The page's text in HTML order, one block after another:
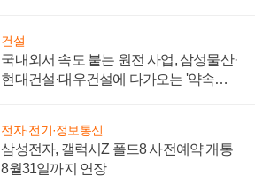
건설
국내외서 속도 붙는 원전 사업, 삼성물산·
현대건설·대우건설에 다가오는 '약속의
전자·전기·정보통신
삼성전자, 갤럭시Z 폴드8 사전예약 개통
8월31일까지 연장